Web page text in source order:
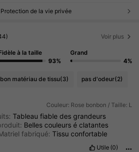
Protection de la vie privée
Voir plus
à la taille
93%
Grand
4%
bon matériau de tissu(3) pas d'odeur(2)
Couleur: Rose bonbon / Taille: L
Tableau fiable des grandeurs
Bellescouleurséclatantes
fabriqué:Tissuconfortable
Utile (0)